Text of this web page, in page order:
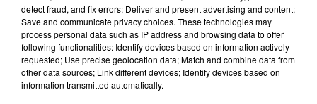
GREEN DAY
Boulevard Of Broken
Dreams
ADELE CASTILLON
Été Avec Toi
THE CURE
Close To Me
detect fraud, and fix errors; Deliver and present advertising and content;
Save and communicate privacy choices. These technologies may
process personal data such as IP address and browsing data to offer
following functionalities: Identify devices based on information actively
requested; Use precise geolocation data; Match and combine data from
other data sources; Link different devices; Identify devices based on
information transmitted automatically.